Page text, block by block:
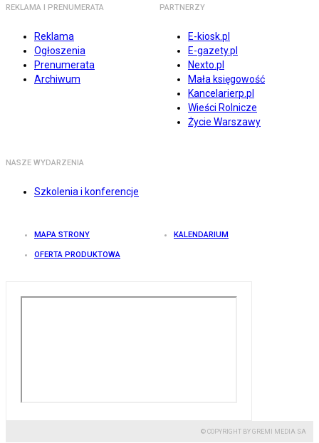
REKLAMA I PRENUMERATA
Reklama
Ogłoszenia
Prenumerata
Archiwum
PARTNERZY
E-kiosk.pl
E-gazety.pl
Nexto.pl
Mała księgowość
Kancelarierp.pl
Wieści Rolnicze
Życie Warszawy
NASZE WYDARZENIA
Szkolenia i konferencje
MAPA STRONY KALENDARIUM
OFERTA PRODUKTOWA
© COPYRIGHT BY GREMI MEDIA SA